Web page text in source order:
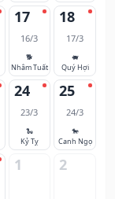
17
16/3
🐕
Nhâm Tuất
18
17/3
🐖
Quý Hợi
24
23/3
🐍
Kỷ Tỵ
25
24/3
🐎
Canh Ngọ
1 2